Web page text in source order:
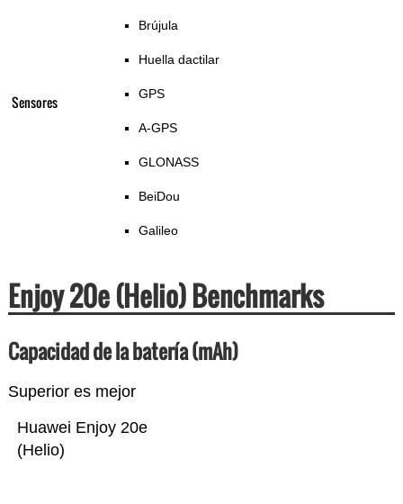
Sensores
Brújula
Huella dactilar
GPS
A-GPS
GLONASS
BeiDou
Galileo
Enjoy 20e (Helio) Benchmarks
Capacidad de la batería (mAh)
Superior es mejor
Huawei Enjoy 20e
(Helio)